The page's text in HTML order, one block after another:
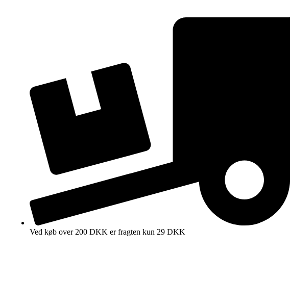
Ved køb over 200 DKK er fragten kun 29 DKK